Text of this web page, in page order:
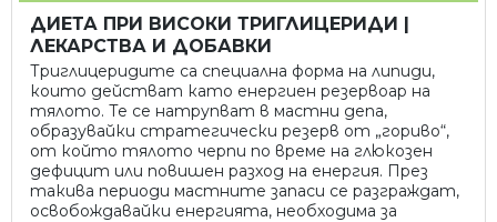
ДИЕТА ПРИ ВИСОКИ ТРИГЛИЦЕРИДИ |
ЛЕКАРСТВА И ДОБАВКИ
Триглицеридите са специална форма на липиди,
които действат като енергиен резервоар на
тялото. Те се натрупват в мастни депа,
образувайки стратегически резерв от „гориво“,
от който тялото черпи по време на глюкозен
дефицит или повишен разход на енергия. През
такива периоди мастните запаси се разграждат,
освобождавайки енергията, необходима за